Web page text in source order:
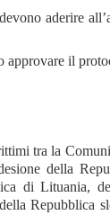
aderire
approvare il
tra la
della
di Lituania,
Repubblica